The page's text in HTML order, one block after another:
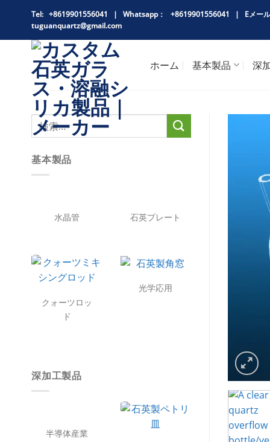
内
Tel: +8619901556041 | Whatsapp： +8619901556041 | Eメール
tuguanquartz@gmail.com
ホーム 基本製品 深
基本製品
水晶管 石英プレート
クォーツロッ
ド
光学応用
深加工製品
半導体産業